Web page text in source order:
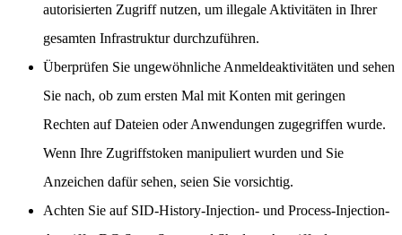
autorisierten Zugriff nutzen, um illegale Aktivitäten in Ihrer
gesamten Infrastruktur durchzuführen.
Überprüfen Sie ungewöhnliche Anmeldeaktivitäten und sehen
Sie nach, ob zum ersten Mal mit Konten mit geringen
Rechten auf Dateien oder Anwendungen zugegriffen wurde.
Wenn Ihre Zugriffstoken manipuliert wurden und Sie
Anzeichen dafür sehen, seien Sie vorsichtig.
Achten Sie auf SID-History-Injection- und Process-Injection-